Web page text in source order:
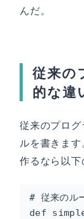
んだ。
従来の
的な違
従来のプロ
ルを書きま
作るなら以下
# 従来のル
def